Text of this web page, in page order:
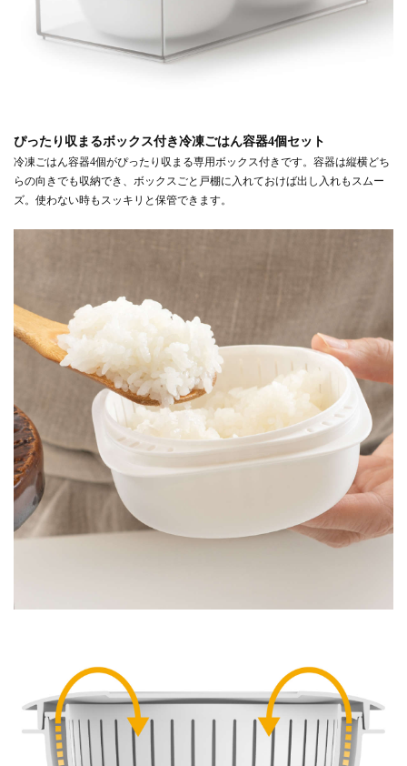
ぴったり収まるボックス付き冷凍ごはん容器4個セット
冷凍ごはん容器4個がぴったり収まる専用ボックス付きです。容器は縦横どち
らの向きでも収納でき、ボックスごと戸棚に入れておけば出し入れもスムー
ズ。使わない時もスッキリと保管できます。